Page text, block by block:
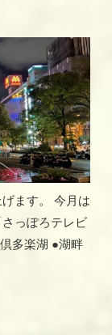
ます。 今月は
っぽろテレビ
多楽湖 ●湖畔